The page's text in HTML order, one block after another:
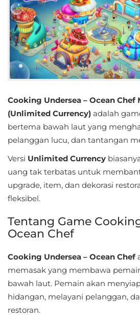
First
Person
Horror
Hypercasual
Music
Puzzle
Role
Playing
Shooting
Simulation
Sports
Standalone
Cooking Undersea – Ocean Chef
(Unlimited Currency) adalah
bertema bawah laut yang
pelanggan lucu, dan tantangan
Versi Unlimited Currency
uang tak terbatas untuk
upgrade, item, dan dekorasi
fleksibel.
Tentang Game
Ocean Chef
Cooking Undersea – Ocean Chef
memasak yang membawa
bawah laut. Pemain akan
hidangan, melayani pelanggan,
restoran.